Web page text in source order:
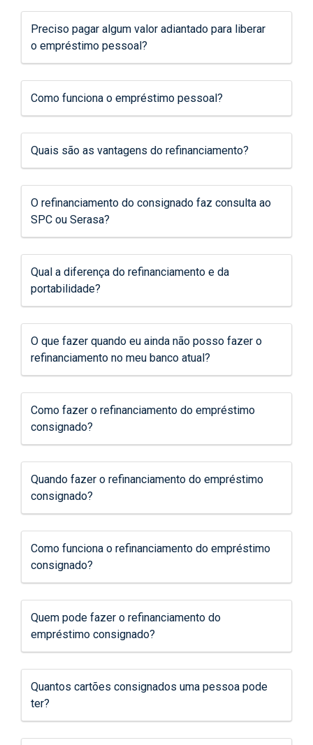
Preciso pagar algum valor adiantado para liberar
o empréstimo pessoal?
Como funciona o empréstimo pessoal?
Quais são as vantagens do refinanciamento?
O refinanciamento do consignado faz consulta ao
SPC ou Serasa?
Qual a diferença do refinanciamento e da
portabilidade?
O que fazer quando eu ainda não posso fazer o
refinanciamento no meu banco atual?
Como fazer o refinanciamento do empréstimo
consignado?
Quando fazer o refinanciamento do empréstimo
consignado?
Como funciona o refinanciamento do empréstimo
consignado?
Quem pode fazer o refinanciamento do
empréstimo consignado?
Quantos cartões consignados uma pessoa pode
ter?